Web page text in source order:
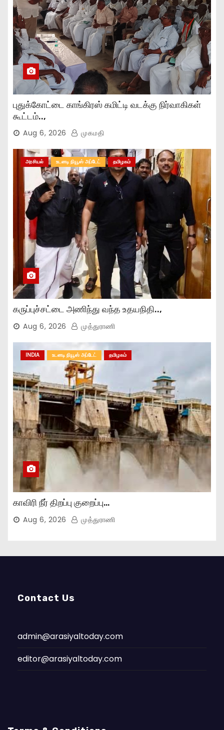
புதுக்கோட்டை காங்கிரஸ் கமிட்டி வடக்கு நிர்வாகிகள்
கூட்டம்..,
Aug 6, 2026 முகமதி
அரசியல் உடனடி நியூஸ் அப்டேட் தமிழகம்
கருப்புச்சட்டை அணிந்து வந்த உதயநிதி..,
Aug 6, 2026 முத்துராணி
INDIA உடனடி நியூஸ் அப்டேட் தமிழகம்
காவிரி நீர் திறப்பு குறைப்பு…
Aug 6, 2026 முத்துராணி
Contact Us
admin@arasiyaltoday.com
editor@arasiyaltoday.com